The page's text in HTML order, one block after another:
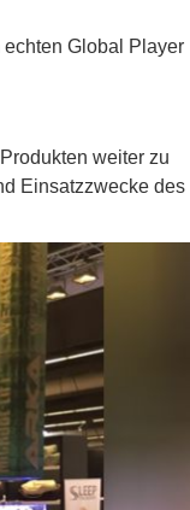
Global Player
weiter zu
Einsatzzwecke des